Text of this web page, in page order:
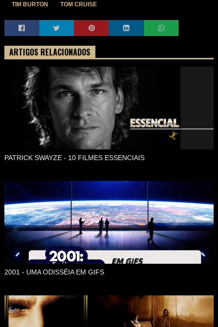
TIM BURTON
TOM CRUISE
ARTIGOS RELACIONADOS
PATRICK SWAYZE - 10 FILMES ESSENCIAIS
2001 - UMA ODISSÉIA EM GIFS